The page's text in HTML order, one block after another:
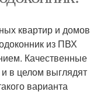
квартир и домов
из ПВХ
Качественные
в целом выглядят
варианта